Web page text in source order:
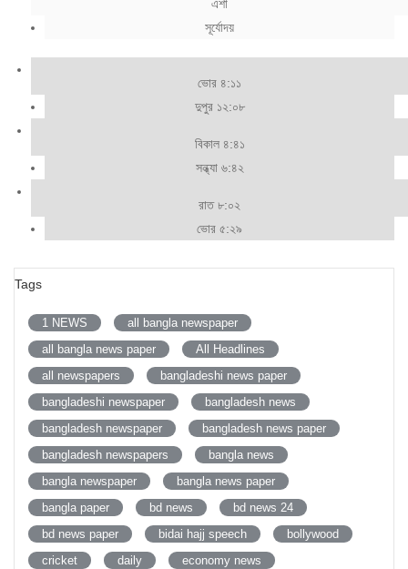
এশা
সূর্যোদয়
ভোর ৪:১১
দুপুর ১২:০৮
বিকাল ৪:৪১
সন্ধ্যা ৬:৪২
রাত ৮:০২
ভোর ৫:২৯
Tags
1 NEWS
all bangla newspaper
all bangla news paper
All Headlines
all newspapers
bangladeshi news paper
bangladeshi newspaper
bangladesh news
bangladesh newspaper
bangladesh news paper
bangladesh newspapers
bangla news
bangla newspaper
bangla news paper
bangla paper
bd news
bd news 24
bd news paper
bidai hajj speech
bollywood
cricket
daily
economy news